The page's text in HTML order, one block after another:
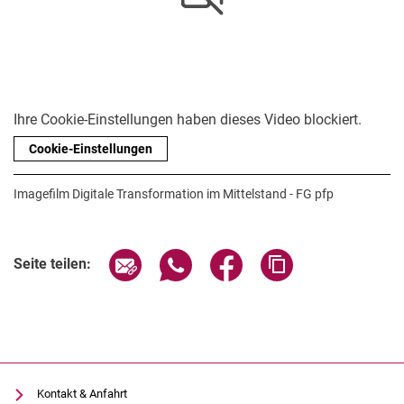
Stellenangebote
Shop
Angebote für Schüler:innen / Studieninteressierte
50 Jahre Maschinenbau
Ihre Cookie-Einstellungen haben dieses Video blockiert.
Cookie-Einstellungen
Imagefilm Digitale Transformation im Mittelstand - FG pfp
Seite teilen: Seite über E-Mail teilen
Seite über WhatsApp teilen
Seite über Facebook
Kontakt & Anfahrt